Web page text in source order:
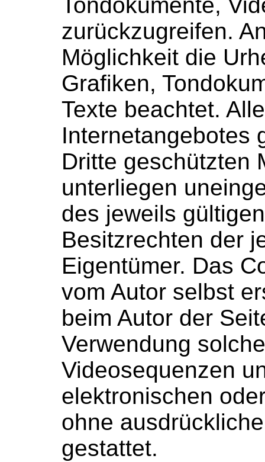
Tondokumente,
zurückzugreifen.
Möglichkeit die
Grafiken,
Texte beachtet.
Internetangebotes
Dritte geschützten
unterliegen
des jeweils
Besitzrechten der
Eigentümer. Das
vom Autor selbst
beim Autor der
Verwendung
Videosequenzen
elektronischen
ohne
gestattet.